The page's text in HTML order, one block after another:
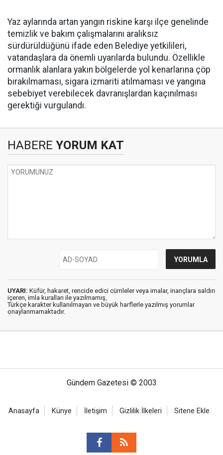
Yaz aylarında artan yangın riskine karşı ilçe genelinde
temizlik ve bakım çalışmalarını aralıksız
sürdürüldüğünü ifade eden Belediye yetkilileri,
vatandaşlara da önemli uyarılarda bulundu. Özellikle
ormanlık alanlara yakın bölgelerde yol kenarlarına çöp
bırakılmaması, sigara izmariti atılmaması ve yangına
sebebiyet verebilecek davranışlardan kaçınılması
gerektiği vurgulandı.
HABERE YORUM KAT
UYARI: Küfür, hakaret, rencide edici cümleler veya imalar, inançlara saldırı
içeren, imla kuralları ile yazılmamış,
Türkçe karakter kullanılmayan ve büyük harflerle yazılmış yorumlar
onaylanmamaktadır.
Gündem Gazetesi © 2003
Anasayfa Künye İletişim Gizlilik İlkeleri Sitene Ekle